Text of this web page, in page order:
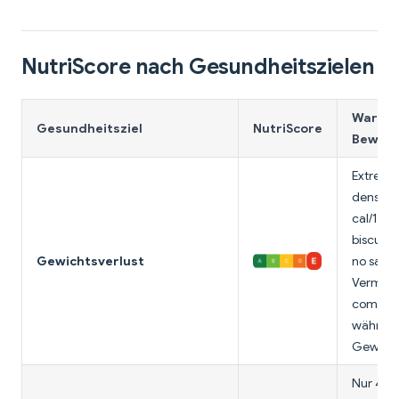
NutriScore nach Gesundheitszielen
Gesundheitsziel NutriScore
Gewichtsverlust
dense
cal/
biscuit
no
Nur